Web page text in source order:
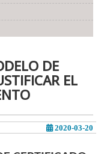
DE
EL
2020-03-20